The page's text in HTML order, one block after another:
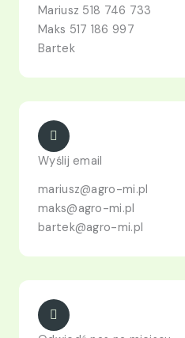
Mariusz 518 746 733
Maks 517 186 997
Bartek
Wyślij email
mariusz@agro-mi.pl
maks@agro-mi.pl
bartek@agro-mi.pl